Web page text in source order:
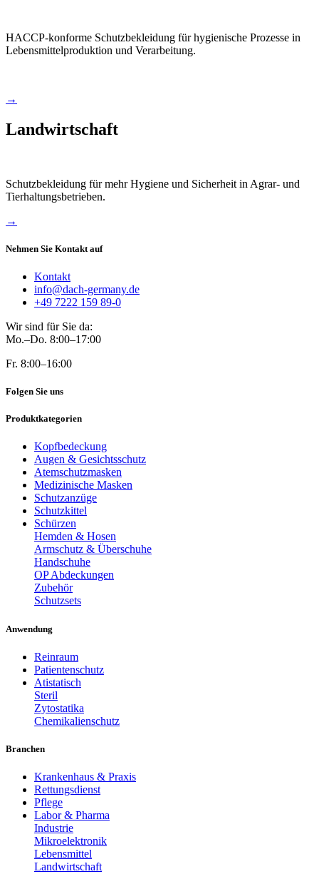
HACCP-konforme Schutzbekleidung für hygienische Prozesse in
Lebensmittelproduktion und Verarbeitung.
→
Landwirtschaft
Schutzbekleidung für mehr Hygiene und Sicherheit in Agrar- und
Tierhaltungsbetrieben.
→
Nehmen Sie Kontakt auf
Kontakt
info@dach-germany.de
+49 7222 159 89-0
Wir sind für Sie da:
Mo.–Do. 8:00–17:00
Fr. 8:00–16:00
Folgen Sie uns
Produktkategorien
Kopfbedeckung
Augen & Gesichtsschutz
Atemschutzmasken
Medizinische Masken
Schutzanzüge
Schutzkittel
Schürzen
Hemden & Hosen
Armschutz & Überschuhe
Handschuhe
OP Abdeckungen
Zubehör
Schutzsets
Anwendung
Reinraum
Patientenschutz
Atistatisch
Steril
Zytostatika
Chemikalienschutz
Branchen
Krankenhaus & Praxis
Rettungsdienst
Pflege
Labor & Pharma
Industrie
Mikroelektronik
Lebensmittel
Landwirtschaft